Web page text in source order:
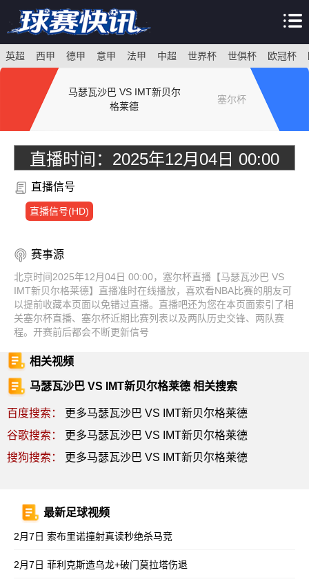
英超 西甲 德甲 意甲 法甲 中超 世界杯 世俱杯 欧冠杯
马瑟瓦沙巴 VS IMT新贝尔
格莱德
塞尔杯
直播时间： 2025年12月04日 00:00
直播信号
直播信号(HD)
赛事源
北京时间2025年12月04日 00:00，塞尔杯直播【马瑟瓦沙巴 VS
IMT新贝尔格莱德】直播准时在线播放，喜欢看NBA比赛的朋友可
以提前收藏本页面以免错过直播。直播吧还为您在本页面索引了相
关塞尔杯直播、塞尔杯近期比赛列表以及两队历史交锋、两队赛
程。开赛前后都会不断更新信号
相关视频
马瑟瓦沙巴 VS IMT新贝尔格莱德 相关搜索
百度搜索：
更多马瑟瓦沙巴 VS IMT新贝尔格莱德
谷歌搜索：
更多马瑟瓦沙巴 VS IMT新贝尔格莱德
搜狗搜索：
更多马瑟瓦沙巴 VS IMT新贝尔格莱德
最新足球视频
2月7日 索布里诺撞射真读秒绝杀马竞
2月7日 菲利克斯造乌龙+破门莫拉塔伤退